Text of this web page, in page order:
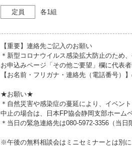
定員 各1組
【重要】連絡先ご記入のお願い
＊新型コロナウイルス感染拡大防止のため
お申込みページ「その他ご要望」欄に代表
【お名前・フリガナ・連絡先（電話番号）
★お願い★
＊自然災害や感染症の蔓延により、イベン
中止の場合は、日本FP協会静岡支部ホーム
＊当日の緊急連絡先は080-5972-3356（当
※午後の無料相談会はミニセミナーとは別に